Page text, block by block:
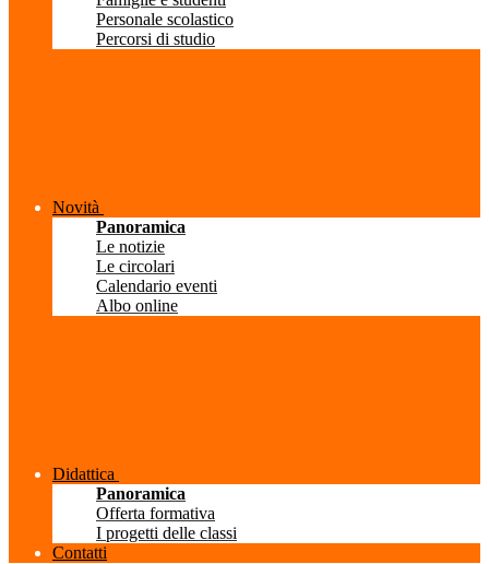
Personale scolastico
Percorsi di studio
Novità
Panoramica
Le notizie
Le circolari
Calendario eventi
Albo online
Didattica
Panoramica
Offerta formativa
I progetti delle classi
Contatti